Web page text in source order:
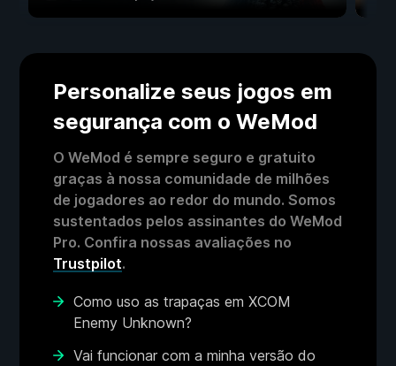
Personalize seus jogos em
segurança com o WeMod
O WeMod é sempre seguro e gratuito
graças à nossa comunidade de milhões
de jogadores ao redor do mundo. Somos
sustentados pelos assinantes do WeMod
Pro. Confira nossas avaliações no
Trustpilot.
Como uso as trapaças em XCOM
Enemy Unknown?
Vai funcionar com a minha versão do